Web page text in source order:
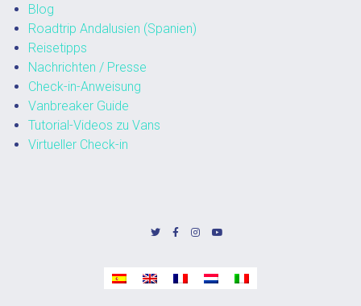
Blog
Roadtrip Andalusien (Spanien)
Reisetipps
Nachrichten / Presse
Check-in-Anweisung
Vanbreaker Guide
Tutorial-Videos zu Vans
Virtueller Check-in